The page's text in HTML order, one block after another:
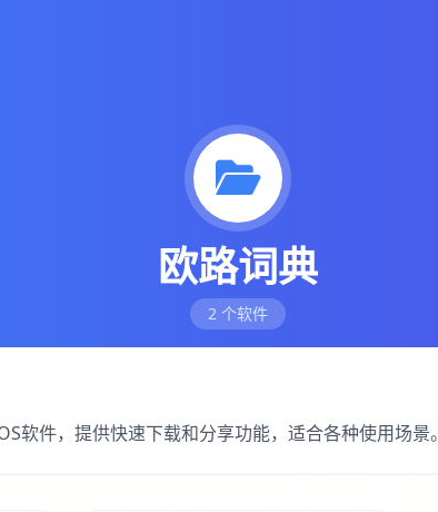
欧路词典
2 个软件
软件，提供快速下载和分享功能，适合各种使用场景。